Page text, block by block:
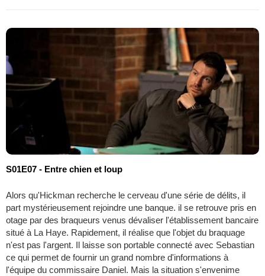
S01E07 - Entre chien et loup
Alors qu'Hickman recherche le cerveau d'une série de délits, il
part mystérieusement rejoindre une banque. il se retrouve pris en
otage par des braqueurs venus dévaliser l'établissement bancaire
situé à La Haye. Rapidement, il réalise que l'objet du braquage
n'est pas l'argent. Il laisse son portable connecté avec Sebastian
ce qui permet de fournir un grand nombre d'informations à
l'équipe du commissaire Daniel. Mais la situation s'envenime